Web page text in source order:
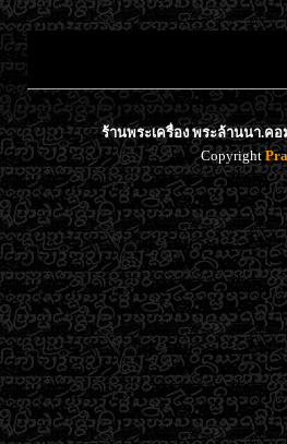
ร้านพระเครื่อง พระล้านนา.ค
Copyright